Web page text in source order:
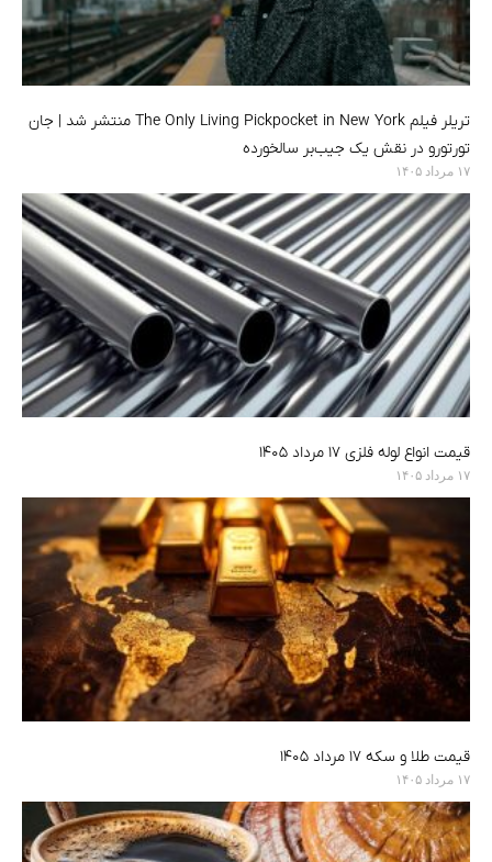
تریلر فیلم The Only Living Pickpocket in New York منتشر شد | جان
تورتورو در نقش یک جیب‌بر سالخورده
۱۷ مرداد ۱۴۰۵
قیمت انواع لوله فلزی ۱۷ مرداد ۱۴۰۵
۱۷ مرداد ۱۴۰۵
قیمت طلا و سکه ۱۷ مرداد ۱۴۰۵
۱۷ مرداد ۱۴۰۵